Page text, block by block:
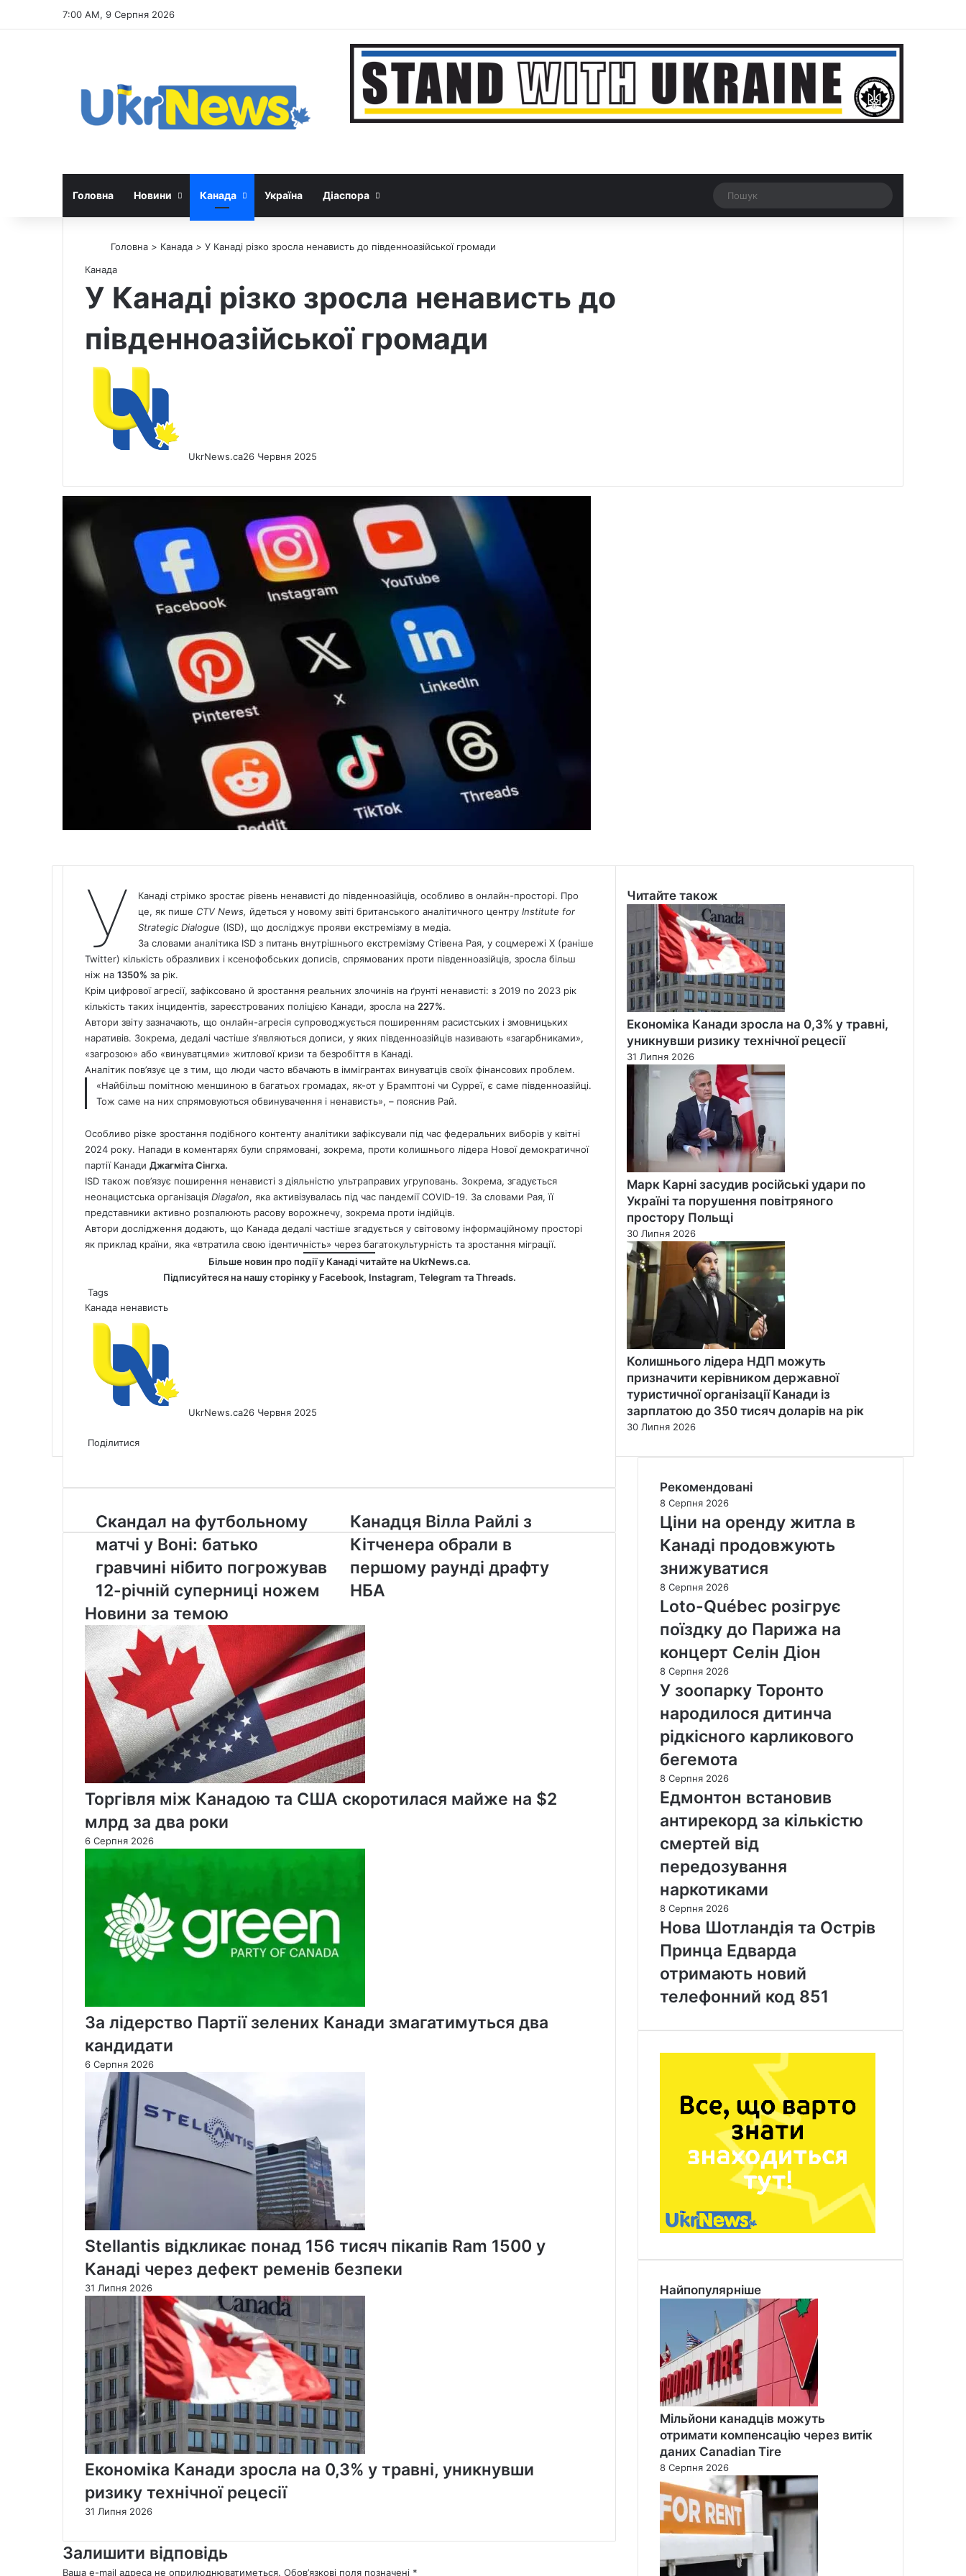
7:00 AM, 9 Серпня 2026
Google News
Threads
Головна Новини Канада Україна Діаспора Рандомна новина
Switch skin
Головна > Канада > У Канаді різко зросла ненависть до південноазійської громади
Канада
У Канаді різко зросла ненависть до
південноазійської громади
UkrNews.ca26 Червня 2025
У
Канаді стрімко зростає рівень ненависті до південноазійців, особливо в онлайн-просторі. Про
це, як пише СTV News, йдеться у новому звіті британського аналітичного центру Institute for
Strategic Dialogue (ISD), що досліджує прояви екстремізму в медіа.
За словами аналітика ISD з питань внутрішнього екстремізму Стівена Рая, у соцмережі X (раніше
Twitter) кількість образливих і ксенофобських дописів, спрямованих проти південноазійців, зросла більш
ніж на 1350% за рік.
Крім цифрової агресії, зафіксовано й зростання реальних злочинів на ґрунті ненависті: з 2019 по 2023 рік
кількість таких інцидентів, зареєстрованих поліцією Канади, зросла на 227%.
Автори звіту зазначають, що онлайн-агресія супроводжується поширенням расистських і змовницьких
наративів. Зокрема, дедалі частіше з’являються дописи, у яких південноазійців називають «загарбниками»,
«загрозою» або «винуватцями» житлової кризи та безробіття в Канаді.
Аналітик пов’язує це з тим, що люди часто вбачають в іммігрантах винуватців своїх фінансових проблем.
«Найбільш помітною меншиною в багатьох громадах, як-от у Брамптоні чи Сурреї, є саме південноазійці.
Тож саме на них спрямовуються обвинувачення і ненависть», – пояснив Рай.
Особливо різке зростання подібного контенту аналітики зафіксували під час федеральних виборів у квітні
2024 року. Напади в коментарях були спрямовані, зокрема, проти колишнього лідера Нової демократичної
партії Канади Джагміта Сінгха.
ISD також пов’язує поширення ненависті з діяльністю ультраправих угруповань. Зокрема, згадується
неонацистська організація Diagalon, яка активізувалась під час пандемії COVID-19. За словами Рая, її
представники активно розпалюють расову ворожнечу, зокрема проти індійців.
Автори дослідження додають, що Канада дедалі частіше згадується у світовому інформаційному просторі
як приклад країни, яка «втратила свою ідентичність» через багатокультурність та зростання міграції.
Більше новин про події у Канаді читайте на UkrNews.ca.
Підписуйтеся на нашу сторінку у Facebook, Instagram, Telegram таThreads.
Tags
Канада ненависть
UkrNews.ca26 Червня 2025
via
Поділитися
Email
Скандал
на
футбольному
матчі
у
Воні:
батько
гравчині
нібито
погрожував
12-
річній
суперниці
ножем
Скандал на футбольному
матчі у Воні: батько
гравчині нібито погрожував
12-річній суперниці ножем
Канадця
Вілла
Райлі
з
Кітченера
обрали
раунді
драфту
НБА
Канадця Вілла Райлі з
Кітченера обрали в
першому раунді драфту
НБА
Новини за темою
Торгівля між Канадою та США скоротилася майже на $2
млрд за два роки
6 Серпня 2026
За лідерство Партії зелених Канади змагатимуться два
кандидати
6 Серпня 2026
Stellantis відкликає понад 156 тисяч пікапів Ram 1500 у
Канаді через дефект ременів безпеки
31 Липня 2026
Економіка Канади зросла на 0,3% у травні, уникнувши
ризику технічної рецесії
31 Липня 2026
Залишити відповідь
Ваша e-mail адреса не оприлюднюватиметься. Обов’язкові поля позначені *
Читайте також
Економіка Канади зросла на 0,3% у травні,
уникнувши ризику технічної рецесії
31 Липня 2026
Марк Карні засудив російські удари по
Україні та порушення повітряного
простору Польщі
30 Липня 2026
Колишнього лідера НДП можуть
призначити керівником державної
туристичної організації Канади із
зарплатою до 350 тисяч доларів на рік
30 Липня 2026
Рекомендовані
8 Серпня 2026
Ціни на оренду житла в
Канаді продовжують
знижуватися
8 Серпня 2026
Loto-Québec розігрує
поїздку до Парижа на
концерт Селін Діон
8 Серпня 2026
У зоопарку Торонто
народилося дитинча
рідкісного карликового
бегемота
8 Серпня 2026
Едмонтон встановив
антирекорд за кількістю
смертей від
передозування
наркотиками
8 Серпня 2026
Нова Шотландія та Острів
Принца Едварда
отримають новий
телефонний код 851
Найпопулярніше
Мільйони канадців можуть
отримати компенсацію через витік
даних Canadian Tire
8 Серпня 2026